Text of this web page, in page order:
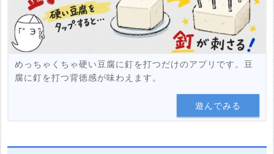
めっちゃくちゃ硬い豆腐に釘を打つだけのアプリです。豆
腐に釘を打つ背徳感が味わえます。
遊んでみる